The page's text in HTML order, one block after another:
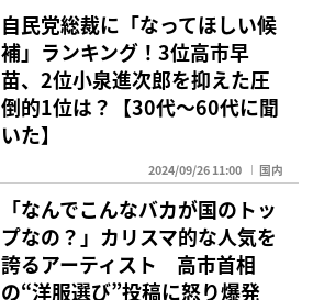
自民党総裁に「なってほしい候
補」ランキング！3位高市早
苗、2位小泉進次郎を抑えた圧
倒的1位は？【30代〜60代に聞
いた】
2024/09/26 11:00 国内
「なんでこんなバカが国のトッ
プなの？」カリスマ的な人気を
誇るアーティスト 高市首相
の“洋服選び”投稿に怒り爆発